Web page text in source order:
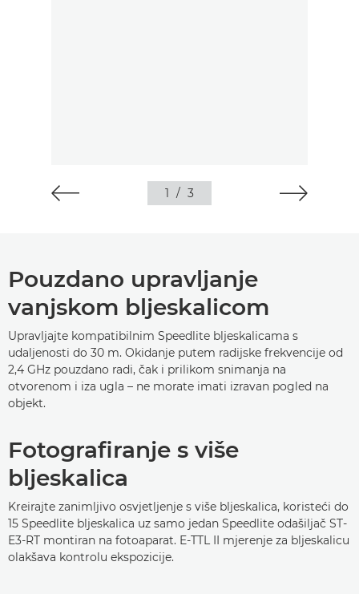
1 / 3
Pouzdano upravljanje
vanjskom bljeskalicom
Upravljajte kompatibilnim Speedlite bljeskalicama s
udaljenosti do 30 m. Okidanje putem radijske frekvencije od
2,4 GHz pouzdano radi, čak i prilikom snimanja na
otvorenom i iza ugla – ne morate imati izravan pogled na
objekt.
Fotografiranje s više
bljeskalica
Kreirajte zanimljivo osvjetljenje s više bljeskalica, koristeći do
15 Speedlite bljeskalica uz samo jedan Speedlite odašiljač ST-
E3-RT montiran na fotoaparat. E-TTL II mjerenje za bljeskalicu
olakšava kontrolu ekspozicije.